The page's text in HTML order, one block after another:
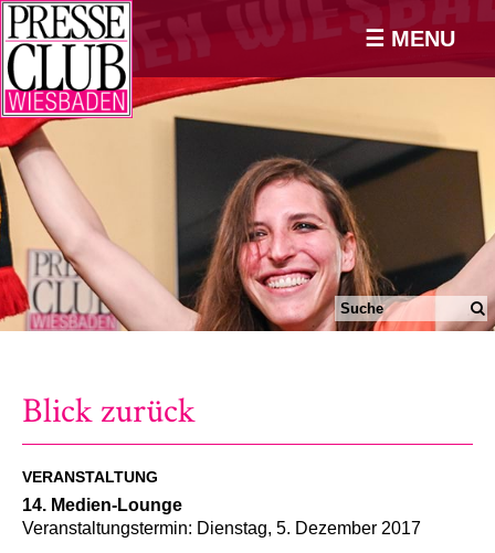
☰ MENU
Blick zurück
VERANSTALTUNG
14. Medien-Lounge
Veranstaltungstermin: Dienstag, 5. Dezember 2017